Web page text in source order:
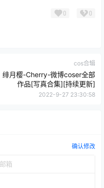
0 0
cos合辑
绯月樱-Cherry-微博coser全部
作品[写真合集][持续更新]
2022-9-27 23:30:58
确认修改